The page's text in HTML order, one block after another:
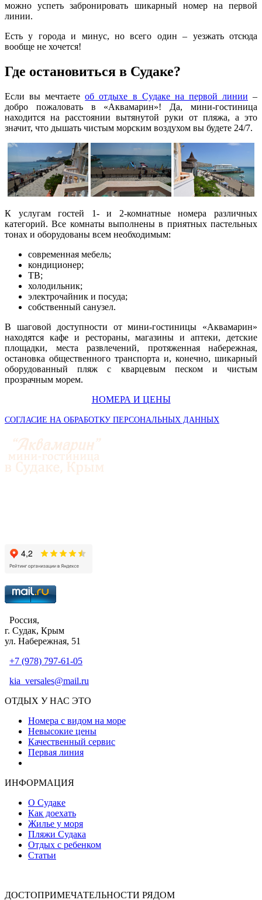
можно успеть забронировать шикарный номер на первой
линии.
Есть у города и минус, но всего один – уезжать отсюда
вообще не хочется!
Где остановиться в Судаке?
Если вы мечтаетеоб отдыхе в Судаке на первой линии –
добро пожаловать в «Аквамарин»! Да, мини-гостиница
находится на расстоянии вытянутой руки от пляжа, а это
значит, что дышать чистым морским воздухом вы будете 24/7.
К услугам гостей 1- и 2-комнатные номера различных
категорий. Все комнаты выполнены в приятных пастельных
тонах и оборудованы всем необходимым:
современная мебель;
кондиционер;
ТВ;
холодильник;
электрочайник и посуда;
собственный санузел.
В шаговой доступности от мини-гостиницы «Аквамарин»
находятся кафе и рестораны, магазины и аптеки, детские
площадки, места развлечений, протяженная набережная,
остановка общественного транспорта и, конечно, шикарный
оборудованный пляж с кварцевым песком и чистым
прозрачным морем.
НОМЕРА И ЦЕНЫ
СОГЛАСИЕ НА ОБРАБОТКУ ПЕРСОНАЛЬНЫХ ДАННЫХ
Россия,
г. Судак, Крым
ул. Набережная, 51
+7 (978) 797-61-05
kia_versales@mail.ru
ОТДЫХ У НАС ЭТО
Номера с видом на море
Невысокие цены
Качественный сервис
Первая линия
ИНФОРМАЦИЯ
О Судаке
Как доехать
Жилье у моря
Пляжи Судака
Отдых с ребенком
Статьи
ДОСТОПРИМЕЧАТЕЛЬНОСТИ РЯДОМ